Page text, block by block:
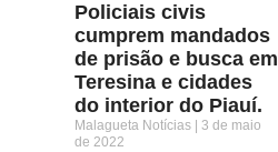
Policiais civis
cumprem mandados
de prisão e busca em
Teresina e cidades
do interior do Piauí.
Malagueta Notícias
3 de maio
de 2022